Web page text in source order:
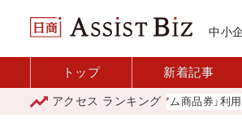
中小
トップ 新着記事
アクセス ランキング
「青森市プレミアム商品券」利用店舗募